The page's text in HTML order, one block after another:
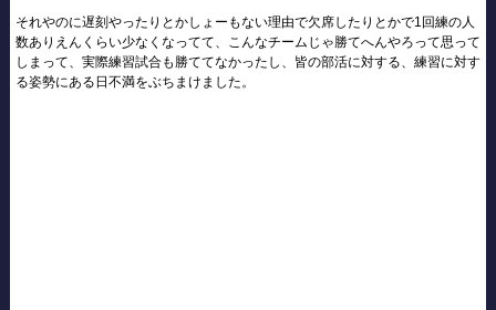
それやのに遅刻やったりとかしょーもない理由で欠席したりとかで1回練の人
数ありえんくらい少なくなってて、こんなチームじゃ勝てへんやろって思って
しまって、実際練習試合も勝ててなかったし、皆の部活に対する、練習に対す
る姿勢にある日不満をぶちまけました。